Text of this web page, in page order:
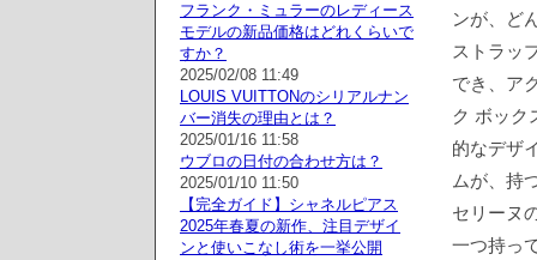
ンが、ど
ストラッ
でき、ア
ク ボック
的なデザ
ムが、持
セリーヌ
一つ持っ
フランク・ミュラーのレディース
モデルの新品価格はどれくらいで
すか？
2025/02/08 11:49
LOUIS VUITTONのシリアルナン
バー消失の理由とは？
2025/01/16 11:58
ウブロの日付の合わせ方は？
2025/01/10 11:50
【完全ガイド】シャネルピアス
2025年春夏の新作、注目デザイ
ンと使いこなし術を一挙公開